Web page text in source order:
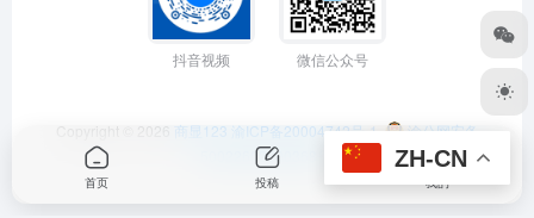
抖音视频 微信公众号
Copyright © 2026 商显123 渝ICP备20004742号-1
渝公网安备
50022602000368号
ZH-CN
首页 投稿 我的